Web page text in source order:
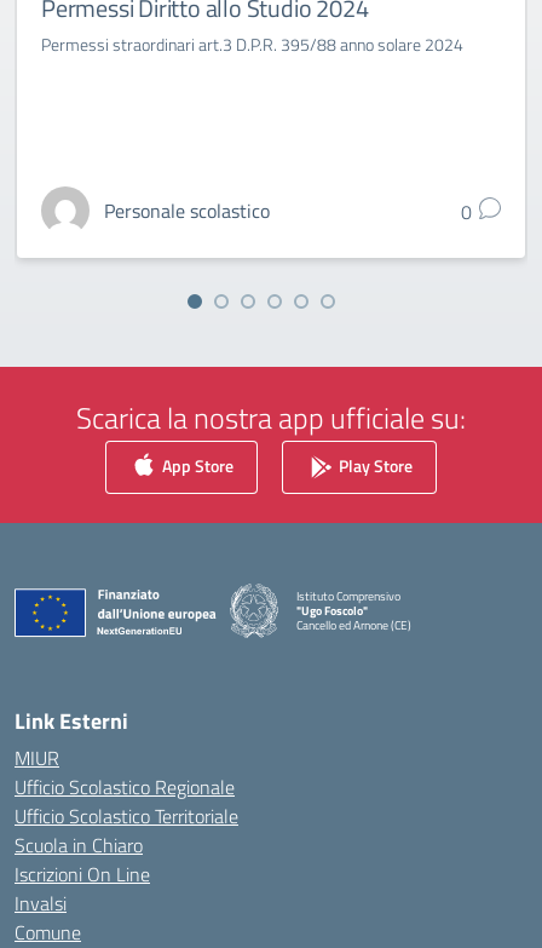
Permessi Diritto allo Studio 2024
Permessi straordinari art.3 D.P.R. 395/88 anno solare 2024
Personale scolastico 0
Scarica la nostra app ufficiale su:
App Store Play Store
Istituto Comprensivo
"Ugo Foscolo"
Cancello ed Arnone (CE)
Link Esterni
MIUR
Ufficio Scolastico Regionale
Ufficio Scolastico Territoriale
Scuola in Chiaro
Iscrizioni On Line
Invalsi
Comune